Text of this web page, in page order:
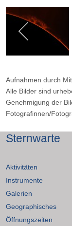
Kamera: Player One
9 %.
Aufnahmen durch
Alle Bilder sind
Genehmigung der
Fotografinnen/
Sternwarte
Aktivitäten
Instrumente
Galerien
Geographisches
Öffnungszeiten